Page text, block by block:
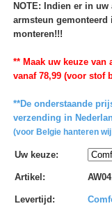
NOTE: Indien er in
armsteun gemonteerd
monteren!!!
** Maak uw keuze
vanaf 78,99 (voor stof
**De onderstaande
verzending in
(voor Belgie hanteren
Uw keuze:
Artikel :
Levertijd :